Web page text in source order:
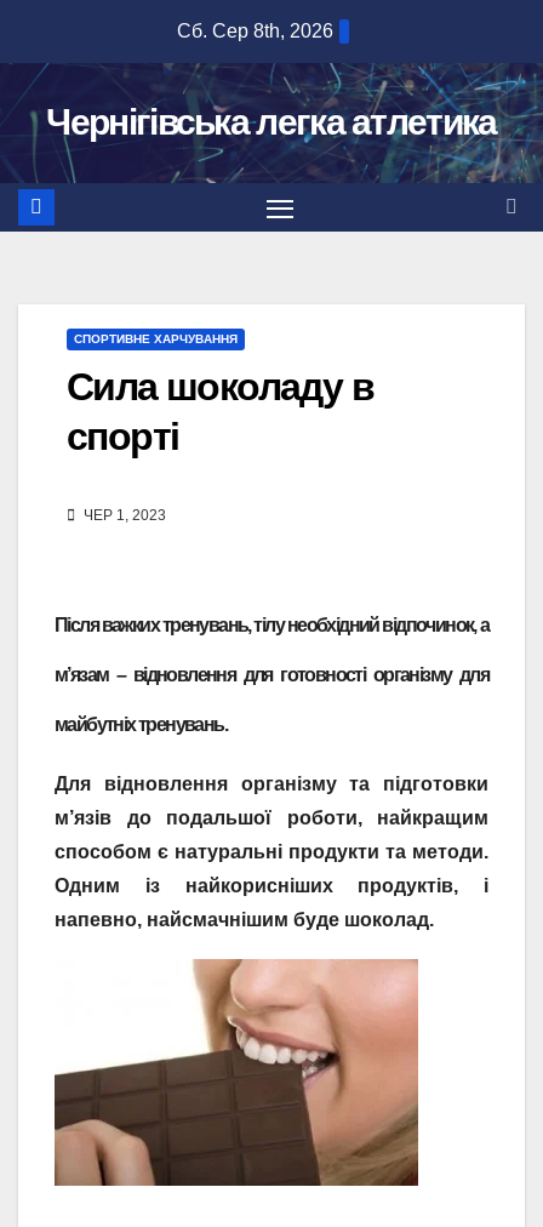
вмісту
Сб. Сер 8th, 2026
Чернігівська легка атлетика
СПОРТИВНЕ ХАРЧУВАННЯ
Сила шоколаду в
спорті
ЧЕР 1, 2023
Після важких тренувань, тілу необхідний відпочинок, а
м’язам – відновлення для готовності організму для
майбутніх тренувань.
Для відновлення організму та підготовки
м’язів до подальшої роботи, найкращим
способом є натуральні продукти та методи.
Одним із найкорисніших продуктів, і
напевно, найсмачнішим буде шоколад.